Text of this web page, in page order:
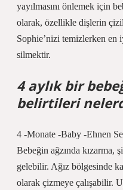
yayılmasını önlemek için
olarak, özellikle dişlerin
Sophie’nizi temizlerken en
silmektir.
4 aylık bir
belirtileri
4 -Monate -Baby -Ehnen
Bebeğin ağzında kızarma,
gelebilir. Ağız bölgesinde
olarak çizmeye çalışabilir.